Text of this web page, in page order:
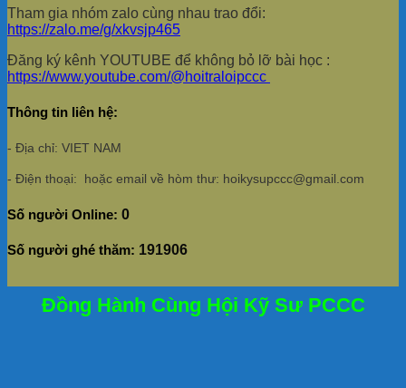
Tham gia nhóm zalo cùng nhau trao đổi:
https://zalo.me/g/xkvsjp465
Đăng ký kênh YOUTUBE để không bỏ lỡ bài học :
https://www.youtube.com/@hoitraloipccc
Thông tin liên hệ:
- Địa chỉ: VIET NAM
- Điện thoại: hoặc email về hòm thư: hoikysupccc@gmail.com
Số người Online: 0
Số người ghé thăm: 191906
Đồng Hành Cùng Hội Kỹ Sư PCCC